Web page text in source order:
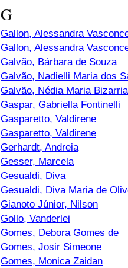
G
Gallon, Alessandra
Gallon, Alessandra
Galvão, Bárbara de Souza
Galvão, Nadielli Maria dos
Galvão, Nédia Maria
Gaspar, Gabriella Fontinelli
Gasparetto, Valdirene
Gasparetto, Valdirene
Gerhardt, Andreia
Gesser, Marcela
Gesualdi, Diva
Gesualdi, Diva Maria de
Gianoto Júnior, Nilson
Gollo, Vanderlei
Gomes, Debora Gomes de
Gomes, Josir Simeone
Gomes, Monica Zaidan